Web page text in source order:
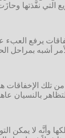
التي نفَّذتها
يرفع
أشبه
تلك
وأنَّه لا